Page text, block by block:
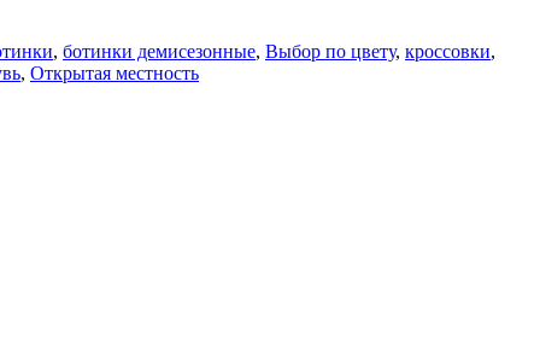
, ботинки демисезонные, Выбор по цвету, кроссовки,
, Открытая местность